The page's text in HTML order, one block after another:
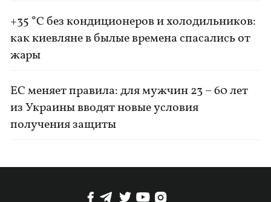
+35 °C без кондиционеров и холодильников:
как киевляне в былые времена спасались от
жары
ЕС меняет правила: для мужчин 23 – 60 лет
из Украины вводят новые условия
получения защиты